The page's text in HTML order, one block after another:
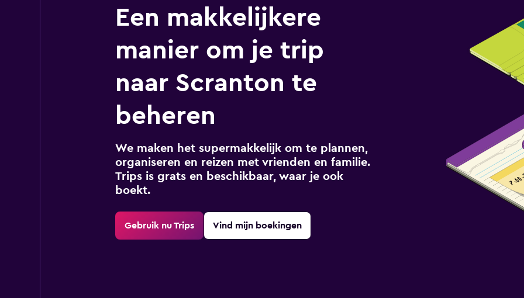
Een makkelijkere
manier om je trip
naar Scranton te
beheren
We maken het supermakkelijk om te plannen,
organiseren en reizen met vrienden en familie.
Trips is grats en beschikbaar, waar je ook
boekt.
Gebruik nu Trips Vind mijn boekingen